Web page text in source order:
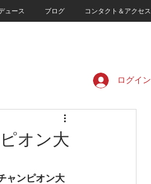
ュース ブログ コンタクト＆アクセス
ログイン
オン大
ャンピオン大